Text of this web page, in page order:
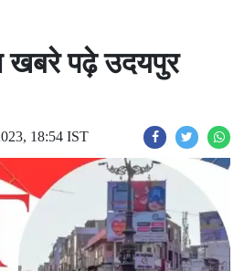
खबरे पढ़े उदयपुर
18:54 IST